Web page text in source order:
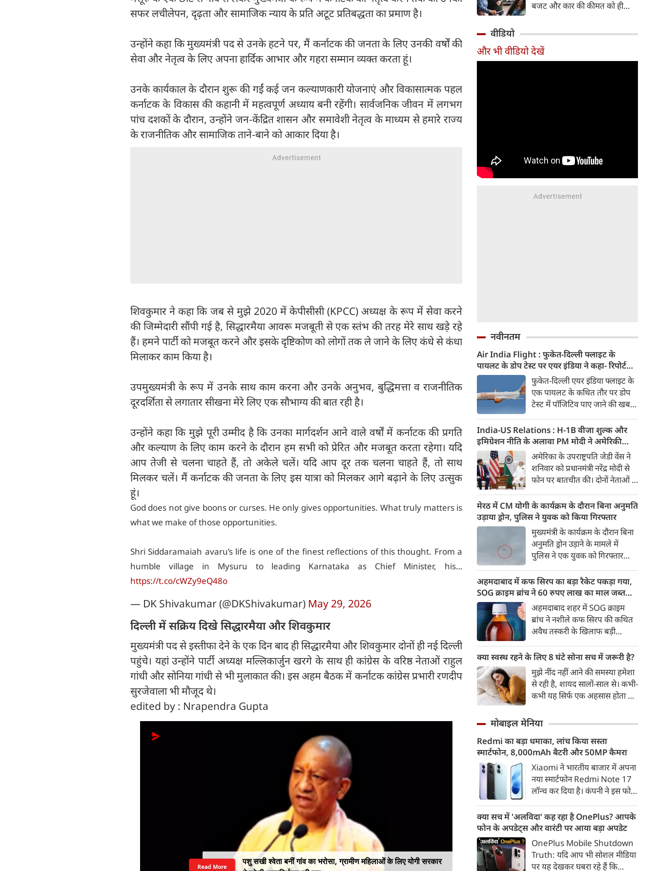
सफर लचीलेपन, दृढ़ता और सामाजिक न्याय के प्रति अटूट प्रतिबद्धता का प्रमाण है।
उन्होंने कहा कि मुख्यमंत्री पद से उनके हटने पर, मैं कर्नाटक की जनता के लिए उनकी वर्षों की
सेवा और नेतृत्व के लिए अपना हार्दिक आभार और गहरा सम्मान व्यक्त करता हूं।
उनके कार्यकाल के दौरान शुरू की गईं कई जन कल्याणकारी योजनाएं और विकासात्मक पहल
कर्नाटक के विकास की कहानी में महत्वपूर्ण अध्याय बनी रहेंगी। सार्वजनिक जीवन में लगभग
पांच दशकों के दौरान, उन्होंने जन-केंद्रित शासन और समावेशी नेतृत्व के माध्यम से हमारे राज्य
के राजनीतिक और सामाजिक ताने-बाने को आकार दिया है।
शिवकुमार ने कहा कि जब से मुझे 2020 में केपीसीसी (KPCC) अध्यक्ष के रूप में सेवा करने
की जिम्मेदारी सौंपी गई है, सिद्धारमैया आवरू मजबूती से एक स्तंभ की तरह मेरे साथ खड़े रहे
हैं। हमने पार्टी को मजबूत करने और इसके दृष्टिकोण को लोगों तक ले जाने के लिए कंधे से कंधा
मिलाकर काम किया है।
उपमुख्यमंत्री के रूप में उनके साथ काम करना और उनके अनुभव, बुद्धिमत्ता व राजनीतिक
दूरदर्शिता से लगातार सीखना मेरे लिए एक सौभाग्य की बात रही है।
उन्होंने कहा कि मुझे पूरी उम्मीद है कि उनका मार्गदर्शन आने वाले वर्षों में कर्नाटक की प्रगति
और कल्याण के लिए काम करने के दौरान हम सभी को प्रेरित और मजबूत करता रहेगा। यदि
आप तेजी से चलना चाहते हैं, तो अकेले चलें। यदि आप दूर तक चलना चाहते हैं, तो साथ
मिलकर चलें। मैं कर्नाटक की जनता के लिए इस यात्रा को मिलकर आगे बढ़ाने के लिए उत्सुक
हूं।
God does not give boons or curses. He only gives opportunities. What truly matters is
what we make of those opportunities.
Shri Siddaramaiah avaru’s life is one of the finest reflections of this thought. From a
humble village in Mysuru to leading Karnataka as Chief Minister, his…
https://t.co/cWZy9eQ48o
— DK Shivakumar (@DKShivakumar) May 29, 2026
दिल्ली में सक्रिय दिखे सिद्धारमैया और शिवकुमार
मुख्यमंत्री पद से इस्तीफा देने के एक दिन बाद ही सिद्धारमैया और शिवकुमार दोनों ही नई दिल्ली
पहुंचे। यहां उन्होंने पार्टी अध्यक्ष मल्लिकार्जुन खरगे के साथ ही कांग्रेस के वरिष्ठ नेताओं राहुल
गांधी और सोनिया गांधी से भी मुलाकात की। इस अहम बैठक में कर्नाटक कांग्रेस प्रभारी रणदीप
सुरजेवाला भी मौजूद थे।
edited by : Nrapendra Gupta
पशु सखी श्वेता बनीं गांव का भरोसा, ग्रामीण महिलाओं के लिए योगी सरकार
Read More
बजट और कार की कीमत को ही
खरीदते समय किन बातों पर ध्यान
देना चाहिए।
वीडियो
और भी वीडियो देखें
नवीनतम
Air India Flight : फुकेत-दिल्ली फ्लाइट के
पायलट के डोप टेस्ट पर एयर इंडिया ने कहा- रिपोर्ट
नहीं मिली, टिप्पणी की स्थिति में नहीं
फुकेत-दिल्ली एयर इंडिया फ्लाइट के
एक पायलट के कथित तौर पर डोप
टेस्ट में पॉजिटिव पाए जाने की खबरों
अभी तक टेस्ट रिपोर्ट उपलब्ध नहीं
कराई गई है। एयरलाइन ने कहा कि
रिपोर्ट उसके पास नहीं होने के कारण
वह इस मामले में किसी निष्कर्ष पर
टिप्पणी करने की स्थिति में नहीं है।
India-US Relations : H-1B वीजा शुल्क और
इमिग्रेशन नीति के अलावा PM मोदी ने अमेरिकी
उपराष्ट्रपति जेडी वेंस किन मुद्दों पर की चर्चा
अमेरिका के उपराष्ट्रपति जेडी वेंस ने
शनिवार को प्रधानमंत्री नरेंद्र मोदी से
फोन पर बातचीत की। दोनों नेताओं ने
रणनीतिक साझेदारी को और मजबूत
करने के तरीकों पर चर्चा की।
बातचीत के दौरान व्यापार, रक्षा,
ऊर्जा सुरक्षा, महत्वपूर्ण खनिज और
उभरती तकनीकों जैसे प्रमुख मुद्दों पर
विचार-विमर्श हुआ।
मेरठ में CM योगी के कार्यक्रम के दौरान बिना अनुमति
उड़ाया ड्रोन, पुलिस ने युवक को किया गिरफ्तार
मुख्यमंत्री के कार्यक्रम के दौरान बिना
अनुमति ड्रोन उड़ाने के मामले में
पुलिस ने एक युवक को गिरफ्तार
दो ड्रोन उड़ते हुए दिखाई दिए थे। जांच
में एक ड्रोन सरकारी और पूर्व अनुमति
से उड़ाया जा रहा था, जबकि दूसरा
ड्रोन बिना अनुमति उड़ता पाया गया।
अहमदाबाद में कफ सिरप का बड़ा रैकेट पकड़ा गया,
SOG क्राइम ब्रांच ने 60 रुपए लाख का माल जब्त
किया
अहमदाबाद शहर में SOG क्राइम
ब्रांच ने नशीले कफ सिरप की कथित
अवैध तस्करी के खिलाफ बड़ी
GPO पोस्ट ऑफिस के पास से
प्रतिबंधित कफ सिरप का बड़ा जखीरा
पकड़ा गया है। पुलिस की प्रारंभिक
जांच में सामने आया है कि पोस्टल
सर्विस का इस्तेमाल करके कफ सिरप
रहा था।
क्या स्वस्थ रहने के लिए 8 घंटे सोना सच में जरूरी है?
मुझे नींद नहीं आने की समस्या हमेशा
से रही है, शायद सालों-साल से। कभी-
कभी यह सिर्फ एक अहसास होता है,
बात मुझे पता है, क्योंकि मेरी घड़ी
तो मेरी यह घड़ी भी इस समस्या की
एक बड़ी वजह हो सकती है। यह मुझे
लगातार समय पर सोने की याद
दिलाती रहती है और हर सुबह खराब
‘स्लीप स्कोर' दिखाकर परेशान करती
मोबाइल मेनिया
Redmi का बड़ा धमाका, लांच किया सस्ता
स्मार्टफोन, 8,000mAh बैटरी और 50MP कैमरा
Xiaomi ने भारतीय बाजार में अपना
नया स्मार्टफोन Redmi Note 17
लॉन्च कर दिया है। कंपनी ने इस फोन
डिस्प्ले, 8,000mAh की बड़ी बैटरी
और Qualcomm Snapdragon
चिपसेट के साथ पेश किया है। फोन में
50MP का मेन कैमरा दिया गया है।
इसके अलावा Redmi Note 17 में
क्या सच में 'अलविदा' कह रहा है OnePlus? आपके
फोन के अपडेट्स और वारंटी पर आया बड़ा अपडेट
OnePlus Mobile Shutdown
Truth: यदि आप भी सोशल मीडिया
पर यह देखकर घबरा रहे हैं कि